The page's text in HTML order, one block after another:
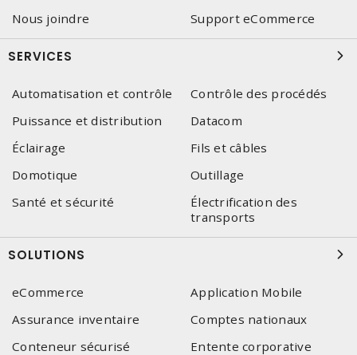
Nous joindre
Support eCommerce
SERVICES
Automatisation et contrôle
Contrôle des procédés
Puissance et distribution
Datacom
Éclairage
Fils et câbles
Domotique
Outillage
Santé et sécurité
Électrification des
transports
SOLUTIONS
eCommerce
Application Mobile
Assurance inventaire
Comptes nationaux
Conteneur sécurisé
Entente corporative